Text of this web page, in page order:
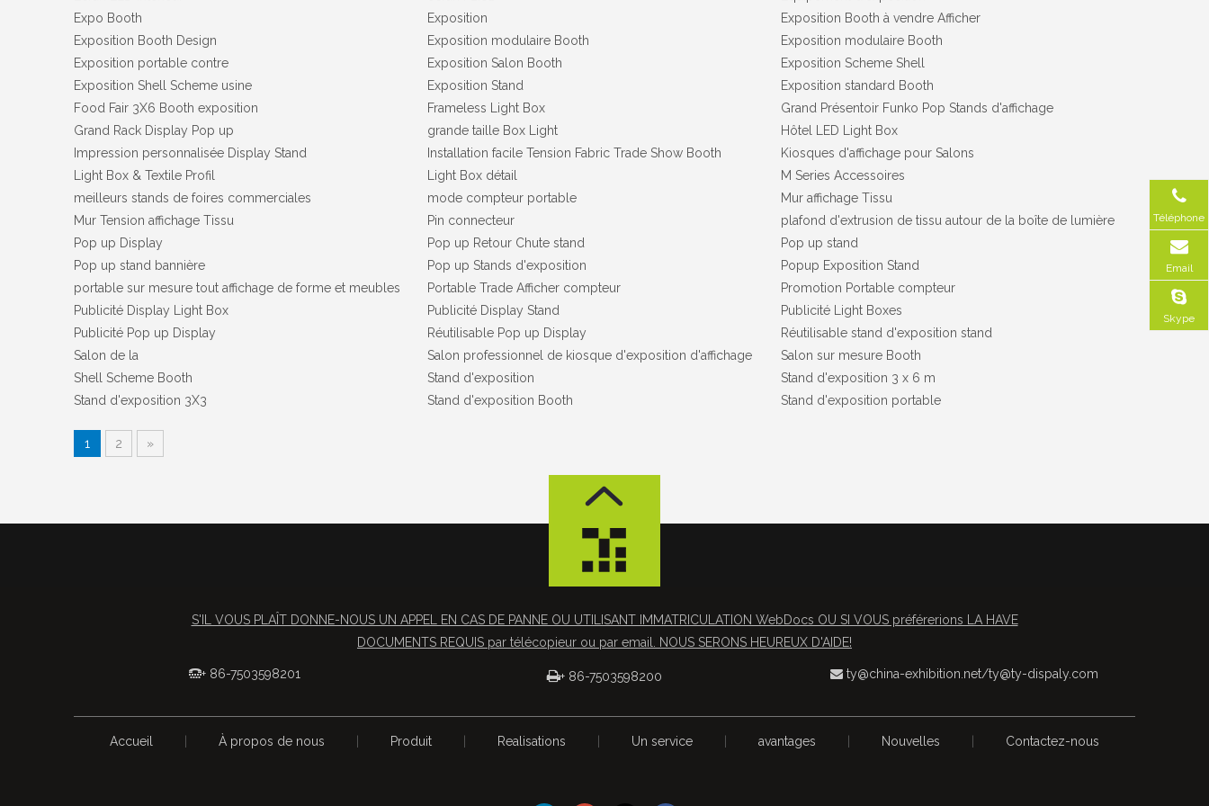
Expo Booth
Exposition
Exposition Booth à vendre Afficher
Exposition Booth Design
Exposition modulaire Booth
Exposition modulaire Booth
Exposition portable contre
Exposition Salon Booth
Exposition Scheme Shell
Exposition Shell Scheme usine
Exposition Stand
Exposition standard Booth
Food Fair 3X6 Booth exposition
Frameless Light Box
Grand Présentoir Funko Pop Stands d'affichage
Grand Rack Display Pop up
grande taille Box Light
Hôtel LED Light Box
Impression personnalisée Display Stand
Installation facile Tension Fabric Trade Show Booth
Kiosques d'affichage pour Salons
Light Box & Textile Profil
Light Box détail
M Series Accessoires
meilleurs stands de foires commerciales
mode compteur portable
Mur affichage Tissu
Mur Tension affichage Tissu
Pin connecteur
plafond d'extrusion de tissu autour de la boîte de lumière
Pop up Display
Pop up Retour Chute stand
Pop up stand
Pop up stand bannière
Pop up Stands d'exposition
Popup Exposition Stand
portable sur mesure tout affichage de forme et meubles
Portable Trade Afficher compteur
Promotion Portable compteur
Publicité Display Light Box
Publicité Display Stand
Publicité Light Boxes
Publicité Pop up Display
Réutilisable Pop up Display
Réutilisable stand d'exposition stand
Salon de la
Salon professionnel de kiosque d'exposition d'affichage
Salon sur mesure Booth
Shell Scheme Booth
Stand d'exposition
Stand d'exposition 3 x 6 m
Stand d'exposition 3X3
Stand d'exposition Booth Stand d'exposition portable
1 2 »
S'IL VOUS PLAÎT DONNE-NOUS UN APPEL EN CAS DE PANNE OU UTILISANT IMMATRICULATION WebDocs OU SI VOUS préférerions LA HAVE
DOCUMENTS REQUIS par télécopieur ou par email. NOUS SERONS HEUREUX D'AIDE!
+ 86-7503598201 + 86-7503598200  ty@china-exhibition.net/ty@ty-dispaly.com
Accueil À propos de nous Produit Realisations Un service avantages Nouvelles Contactez-nous
Téléphone
Email
Skype